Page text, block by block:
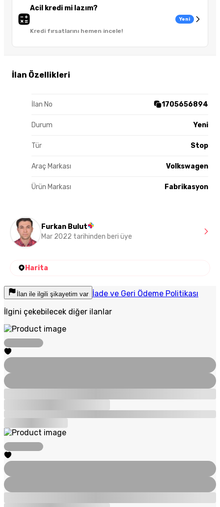
Acil kredi mi lazım?
Kredi fırsatlarını hemen incele!
Yeni
İlan Özellikleri
İlan No 1705656894
Durum Yeni
Tür Stop
Araç Markası Volkswagen
Ürün Markası Fabrikasyon
Furkan Bulut
Mar 2022 tarihinden beri üye
Harita
İlan ile ilgili şikayetim var İade ve Geri Ödeme Politikası
İlgini çekebilecek diğer ilanlar